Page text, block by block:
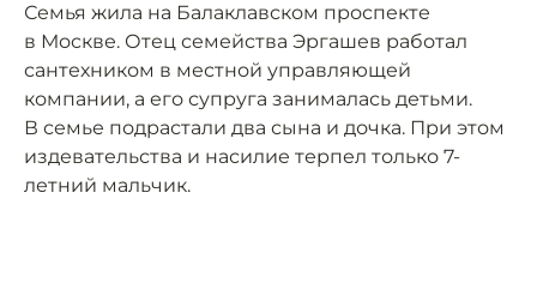
Семья жила на Балаклавском проспекте
в Москве. Отец семейства Эргашев работал
сантехником в местной управляющей
компании, а его супруга занималась детьми.
В семье подрастали два сына и дочка. При этом
издевательства и насилие терпел только 7-
летний мальчик.